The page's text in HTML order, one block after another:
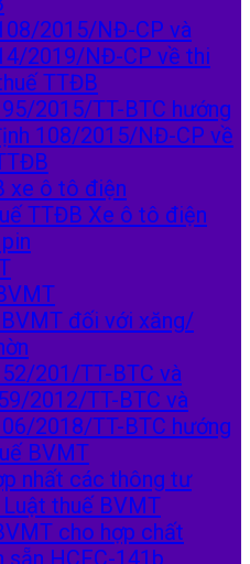
2015/NĐ-CP và
2019/NĐ-CP về thi
TTĐB
2015/TT-BTC hướng
108/2015/NĐ-CP về
xe ô tô điện
TTĐB Xe ô tô điện
đối với xăng/
201/TT-BTC và
2012/TT-BTC và
2018/TT-BTC hướng
BVMT
nhất các thông tư
Luật thuế BVMT
cho hợp chất